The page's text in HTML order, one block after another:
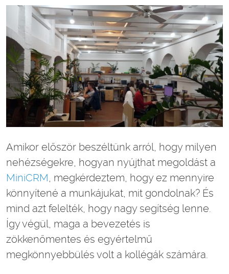
Amikor először beszéltünk arról, hogy milyen
nehézségekre, hogyan nyújthat megoldást a
MiniCRM, megkérdeztem, hogy ez mennyire
könnyítené a munkájukat, mit gondolnak? És
mind azt felelték, hogy nagy segítség lenne.
Így végül, maga a bevezetés is
zökkenőmentes és egyértelmű
megkönnyebbülés volt a kollégák számára.